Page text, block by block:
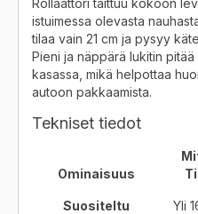
istuimessa olevasta
tilaa vain 21 cm ja pysyy
Pieni ja näppärä lukitin
kasassa, mikä helpottaa
autoon pakkaamista.
Tekniset tiedot
Ominaisuus
Suositeltu
Yli